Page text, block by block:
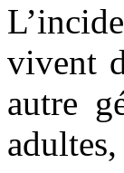
vivent
autre